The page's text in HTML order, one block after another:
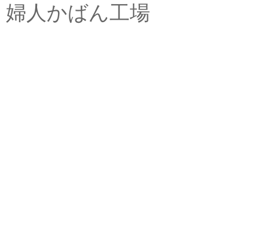
婦人かばん工場